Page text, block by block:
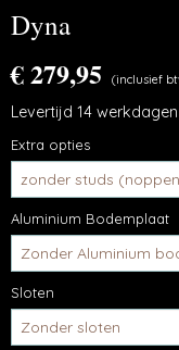
Dyna
€ 279,95 (inclusief
Levertijd 14 werkdagen
Extra opties
Aluminium Bodemplaat
Sloten